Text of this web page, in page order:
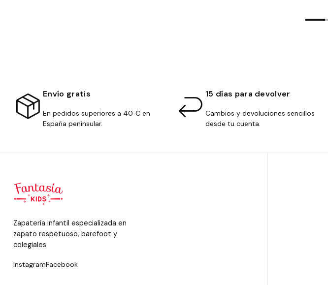
Envío gratis
En pedidos superiores a 40 € en
España peninsular.
15 días para devolver
Cambios y devoluciones sencillos
desde tu cuenta.
Zapatería infantil especializada en
zapato respetuoso, barefoot y
colegiales
InstagramFacebook